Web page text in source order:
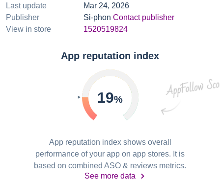
Last update
Mar 24, 2026
Publisher
Si-phon Contact publisher
View in store
1520519824
App reputation index
19%
App reputation index shows overall
performance of your app on app stores. It is
based on combined ASO & reviews metrics.
See more data